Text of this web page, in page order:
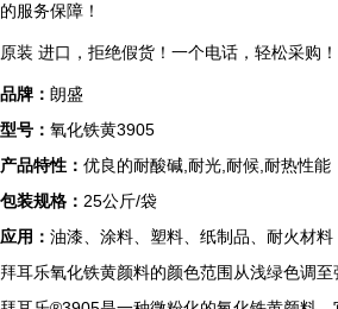
的服务保障！
原装 进口，拒绝假货！一个电话，轻松采购
品牌： 朗盛
型号： 氧化铁黄3905
产品特性： 优良的耐酸碱,耐光,耐候,耐热性能
包装规格： 25公斤/袋
应用： 油漆、涂料、塑料、纸制品、耐火材料
拜耳乐氧化铁黄颜料的颜色范围从浅绿色调至